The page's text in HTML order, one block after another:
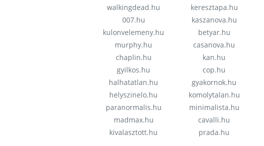
walkingdead.hu
007.hu
kulonvelemeny.hu
murphy.hu
chaplin.hu
gyilkos.hu
halhatatlan.hu
helyszinelo.hu
paranormalis.hu
madmax.hu
kivalasztott.hu
keresztapa.hu
kaszanova.hu
betyar.hu
casanova.hu
kan.hu
cop.hu
gyakornok.hu
komolytalan.hu
minimalista.hu
cavalli.hu
prada.hu